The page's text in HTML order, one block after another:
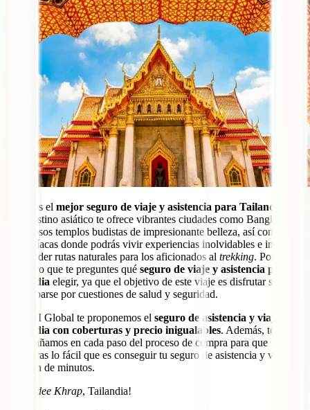
¿Cuál es el mejor seguro de viaje y asistencia para Tailandia
Este destino asiático te ofrece vibrantes ciudades como Bangkok,
numerosos templos budistas de impresionante belleza, así como islas
paradisíacas donde podrás vivir experiencias inolvidables e incluso
emprender rutas naturales para los aficionados al trekking. Por eso,
es lógico que te preguntes qué seguro de viaje y asistencia para
Tailandia elegir, ya que el objetivo de este viaje es disfrutar sin
preocuparse por cuestiones de salud y seguridad.
En IATI Global te proponemos el seguro de asistencia y viaje para
Tailandia con coberturas y precio inigualables. Además, te
acompañamos en cada paso del proceso de compra para que
descubras lo fácil que es conseguir tu seguro de asistencia y viaje en
cuestión de minutos.
Sawatdee Khrap, Tailandia!